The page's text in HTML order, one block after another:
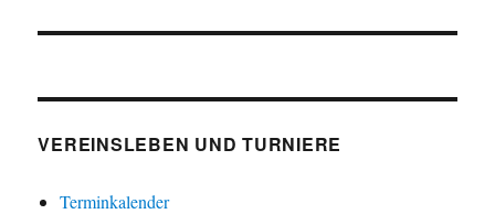
VEREINSLEBEN UND TURNIERE
Terminkalender